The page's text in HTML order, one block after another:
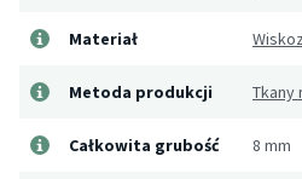
Materiał
Metoda produkcji Tkany
Całkowita grubość 8 mm